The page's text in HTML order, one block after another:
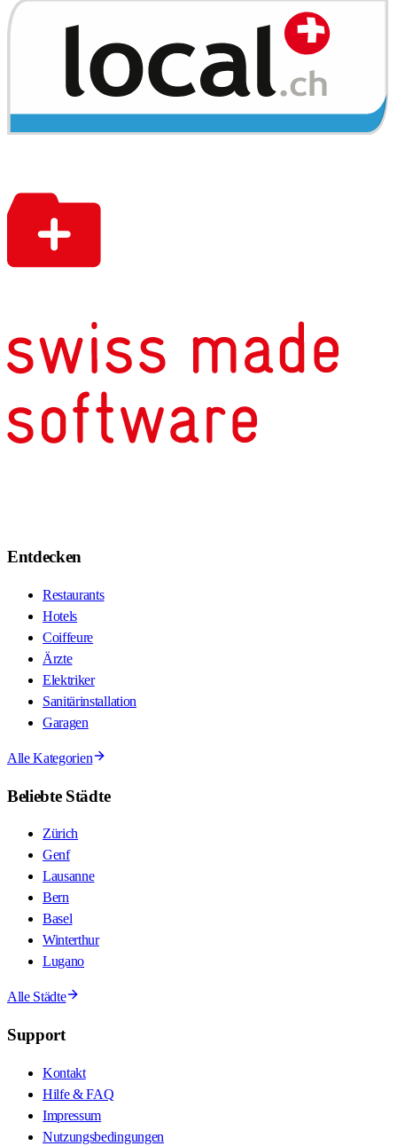
Entdecken
Restaurants
Hotels
Coiffeure
Ärzte
Elektriker
Sanitärinstallation
Garagen
Alle Kategorien
Beliebte Städte
Zürich
Genf
Lausanne
Bern
Basel
Winterthur
Lugano
Alle Städte
Support
Kontakt
Hilfe & FAQ
Impressum
Nutzungsbedingungen